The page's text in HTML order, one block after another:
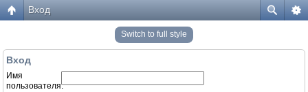
Вход
Switch to full style
Вход
Имя
пользователя: